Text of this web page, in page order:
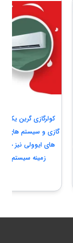
کولرگازی گرین یک
گازی و سیستم های
های ایوولی نیز
زمینه سیستم